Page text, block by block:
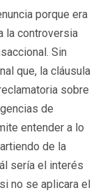
porque era
la controversia
Sin
que, la cláusula
sobre
de
entender a lo
de la
sería el interés
no se aplicara el